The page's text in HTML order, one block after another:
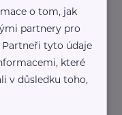
o tom, jak
partnery pro
Partneři tyto údaje
které
v důsledku toho,